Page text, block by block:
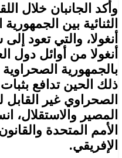
وأكد الجانبان خلال
الثنائية بين
أنغولا من أوائل دول
بالجمهورية
ذلك الحين تدافع
الصحراوي غير
المصير والاستقلال،
الأمم المتحدة
الإفريقي.